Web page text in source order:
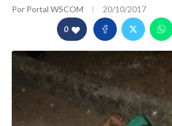
Por Portal WSCOM 20/10/2017
0